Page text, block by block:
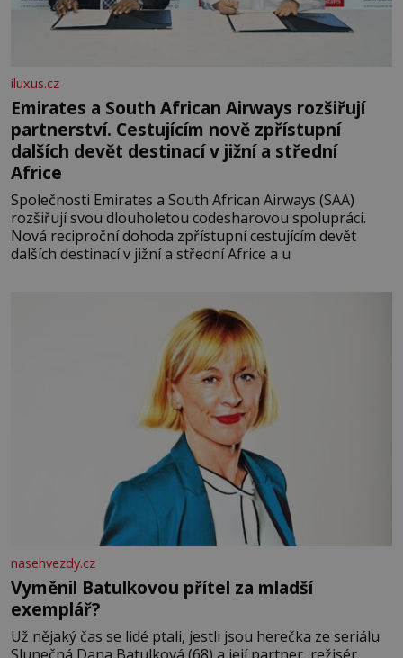
iluxus.cz
Emirates a South African Airways rozšiřují
partnerství. Cestujícím nově zpřístupní
dalších devět destinací v jižní a střední
Africe
Společnosti Emirates a South African Airways (SAA)
rozšiřují svou dlouholetou codesharovou spolupráci.
Nová reciproční dohoda zpřístupní cestujícím devět
dalších destinací v jižní a střední Africe a u
nasehvezdy.cz
Vyměnil Batulkovou přítel za mladší
exemplář?
Už nějaký čas se lidé ptali, jestli jsou herečka ze seriálu